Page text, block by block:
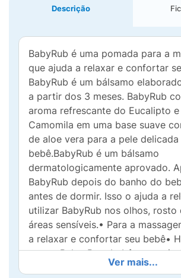
Descrição
BabyRub é uma pomada para a
que ajuda a relaxar e confortar
BabyRub é um bálsamo
a partir dos 3 meses. BabyRub
aroma refrescante do Eucalipto e
Camomila em uma base suave
de aloe vera para a pele delicada
bebê.BabyRub é um bálsamo
dermatologicamente aprovado.
BabyRub depois do banho do
antes de dormir. Isso o ajuda a
utilizar BabyRub nos olhos, rosto
áreas sensíveis.• Para a
a relaxar e confortar seu bebê•
para a Pele• Para bebês a partir
Contém fragância de eucalipto e
Ver mais...